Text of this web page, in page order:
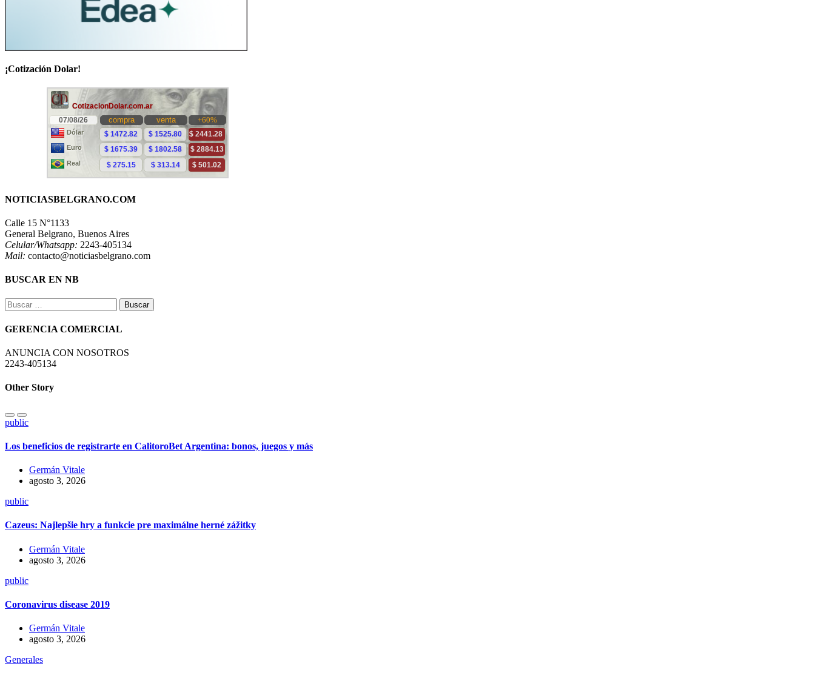
¡Cotización Dolar!
NOTICIASBELGRANO.COM
Calle 15 N°1133
General Belgrano, Buenos Aires
Celular/Whatsapp: 2243-405134
Mail: contacto@noticiasbelgrano.com
BUSCAR EN NB
Buscar:
GERENCIA COMERCIAL
ANUNCIA CON NOSOTROS
2243-405134
Other Story
public
Los beneficios de registrarte en CalitoroBet Argentina: bonos, juegos y más
Germán Vitale
agosto 3, 2026
public
Cazeus: Najlepšie hry a funkcie pre maximálne herné zážitky
Germán Vitale
agosto 3, 2026
public
Coronavirus disease 2019
Germán Vitale
agosto 3, 2026
Generales